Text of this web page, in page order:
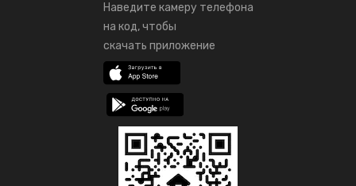
Наведите камеру телефона
на код, чтобы
скачать приложение